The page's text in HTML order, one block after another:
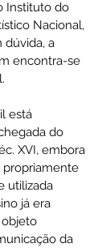
Instituto do
Nacional,
dúvida, a
encontra-se
está
do
XVI, embora
propriamente
utilizada
já era
da